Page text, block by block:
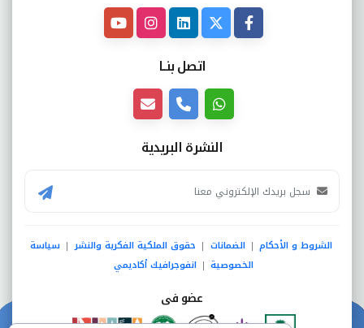
اتصل بنــا
النشرة البريدية
الشروط و الأحكام | الضمانات | حقوق الملكية الفكرية والنشر | سياسة
الخصوصية | انفوجرافيك أكاديمي
عضو فى